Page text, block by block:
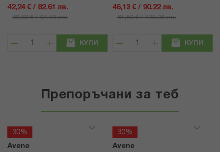
42,24 € / 82.61 лв.
49,69 € / 97.19 лв.
КУПИ
46,13 € / 90.22 лв.
61,50 € / 120.28 лв.
КУПИ
Препоръчани за теб
30%
Avene
30%
Avene